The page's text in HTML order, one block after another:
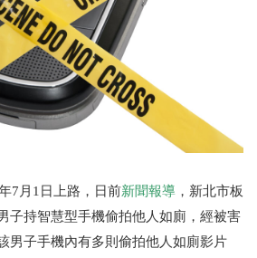
7月1日上路， 日前新聞報導 ，新北市板
子持智慧型手機偷拍他人如廁，經被害
男子手機內有多則偷拍他人如廁影片